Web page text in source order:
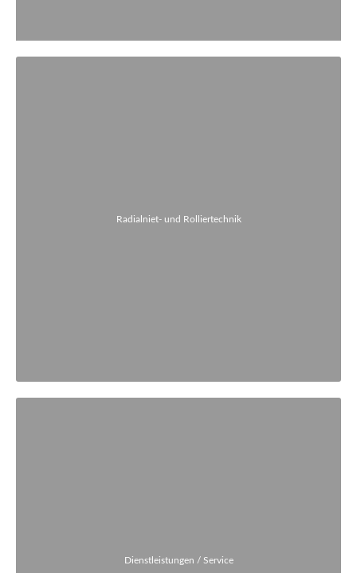
Radialniet- und Rolliertechnik
Dienstleistungen / Service